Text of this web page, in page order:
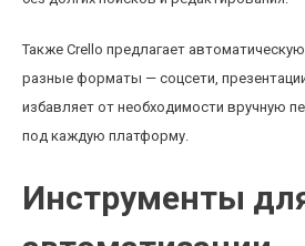
Также Crello предлагает
разные форматы — соцсети,
избавляет от необходимости вручную
под каждую платформу.
Инструменты